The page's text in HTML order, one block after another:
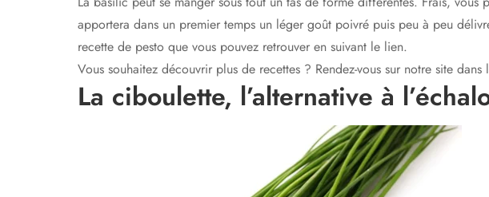
apportera dans un premier temps un léger goût poivré puis peu à peu
recette de pesto que vous pouvez retrouver en suivant le lien.
Vous souhaitez découvrir plus de recettes ? Rendez-vous sur notre site
La ciboulette, l’alternative à